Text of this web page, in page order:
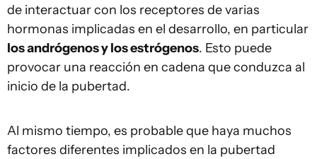
de interactuar con los receptores de varias
hormonas implicadas en el desarrollo, en particular
los andrógenos y los estrógenos. Esto puede
provocar una reacción en cadena que conduzca al
inicio de la pubertad.
Al mismo tiempo, es probable que haya muchos
factores diferentes implicados en la pubertad